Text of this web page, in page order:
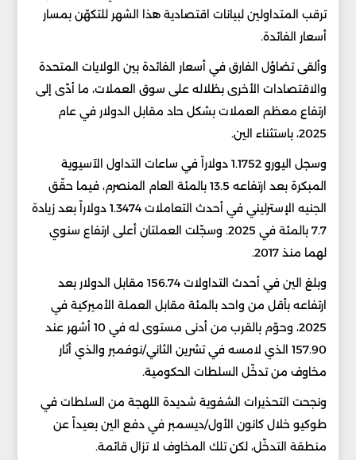
ترقب المتداولين لبيانات اقتصادية هذا الشهر للتكهّن بمسار
أسعار الفائدة.
وألقى تضاؤل الفارق في أسعار الفائدة بين الولايات المتحدة
والاقتصادات الأخرى بظلاله على سوق العملات، ما أدّى إلى
ارتفاع معظم العملات بشكل حاد مقابل الدولار في عام
2025، باستثناء الين.
وسجل اليورو 1.1752 دولاراً في ساعات التداول الآسيوية
المبكرة بعد ارتفاعه 13.5 بالمئة العام المنصرم، فيما حقّق
الجنيه الإسترليني في أحدث التعاملات 1.3474 دولاراً بعد زيادة
7.7 بالمئة في 2025. وسجّلت العملتان أعلى ارتفاع سنوي
لهما منذ 2017.
وبلغ الين في أحدث التداولات 156.74 مقابل الدولار بعد
ارتفاعه بأقل من واحد بالمئة مقابل العملة الأميركية في
2025، وحوّم بالقرب من أدنى مستوى له في 10 أشهر عند
157.90 الذي لامسه في تشرين الثاني/نوفمبر والذي أثار
مخاوف من تدخّل السلطات الحكومية.
ونجحت التحذيرات الشفوية شديدة اللهجة من السلطات في
طوكيو خلال كانون الأول/ديسمبر في دفع الين بعيداً عن
منطقة التدخّل، لكن تلك المخاوف لا تزال قائمة.